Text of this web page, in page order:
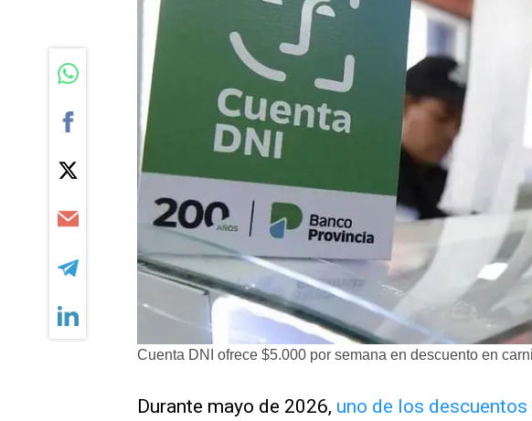
Cuenta DNI ofrece $5.000 por semana en descuento en
Durante mayo de 2026, uno de los